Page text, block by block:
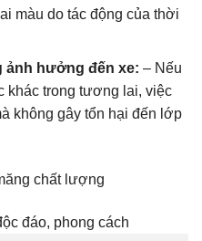
màu do tác động của thời
ảnh hưởng đến xe: – Nếu
khác trong tương lai, việc
không gây tổn hại đến lớp